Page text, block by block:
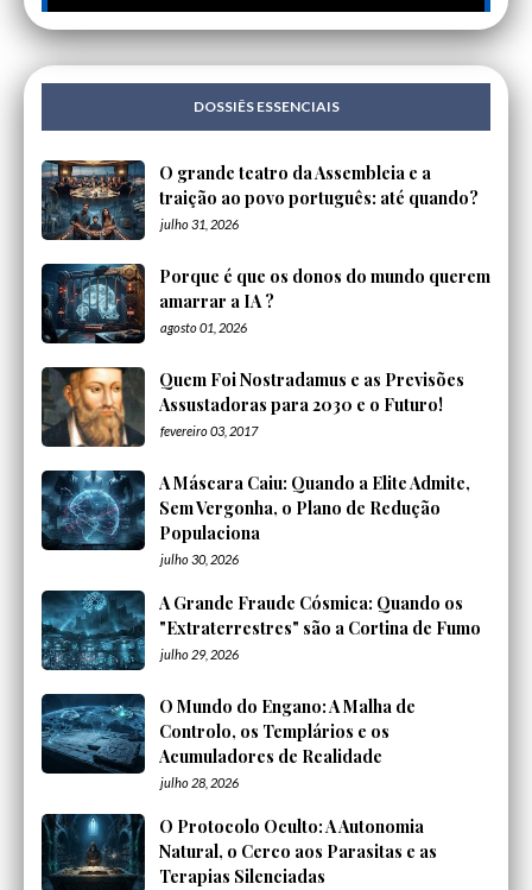
DOSSIÊS ESSENCIAIS
O grande teatro da Assembleia e a
traição ao povo português: até quando?
julho 31, 2026
Porque é que os donos do mundo querem
amarrar a IA ?
agosto 01, 2026
Quem Foi Nostradamus e as Previsões
Assustadoras para 2030 e o Futuro!
fevereiro 03, 2017
A Máscara Caiu: Quando a Elite Admite,
Sem Vergonha, o Plano de Redução
Populaciona
julho 30, 2026
A Grande Fraude Cósmica: Quando os
"Extraterrestres" são a Cortina de Fumo
julho 29, 2026
O Mundo do Engano: A Malha de
Controlo, os Templários e os
Acumuladores de Realidade
julho 28, 2026
O Protocolo Oculto: A Autonomia
Natural, o Cerco aos Parasitas e as
Terapias Silenciadas